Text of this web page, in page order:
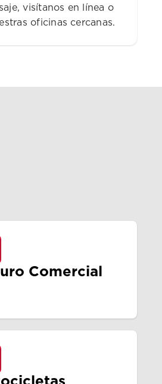
visítanos en línea o
oficinas cercanas.
Comercial